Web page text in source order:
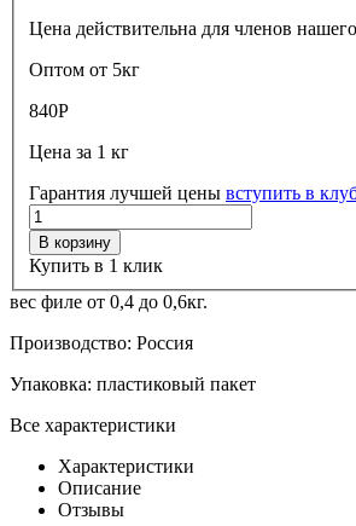
Цена действительна для членов
Оптом от 5кг
840Р
Цена за 1 кг
Гарантия лучшей цены вступить в
В корзину
Купить в 1 клик
вес филе от 0,4 до 0,6кг.
Производство: Россия
Упаковка: пластиковый пакет
Все характеристики
Характеристики
Описание
Отзывы